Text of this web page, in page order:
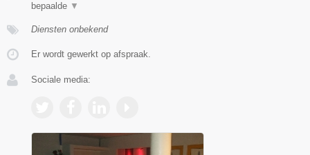
bepaalde ▼
Diensten onbekend
Er wordt gewerkt op afspraak.
Sociale media: